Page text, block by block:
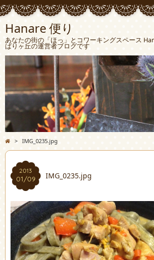
Hanare 便り
あなたの街の「ほっ」とコワーキングスペース
ばりヶ丘の運営者ブログです
> IMG_0235.jpg
2013
01/09 IMG_0235.jpg